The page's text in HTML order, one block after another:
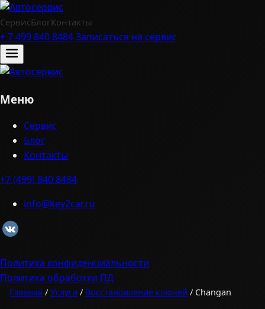
СервисБлогКонтакты
+ 7 499 840 8484Записаться на сервис
Меню
Сервис
Блог
Контакты
+7 (499) 840 8484
info@key2car.ru
Политика конфиденциальности
Политика обработки ПД
Главная / Услуги / Восстановление ключей / Changan